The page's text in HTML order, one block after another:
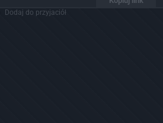
Dodaj do przyjaciół